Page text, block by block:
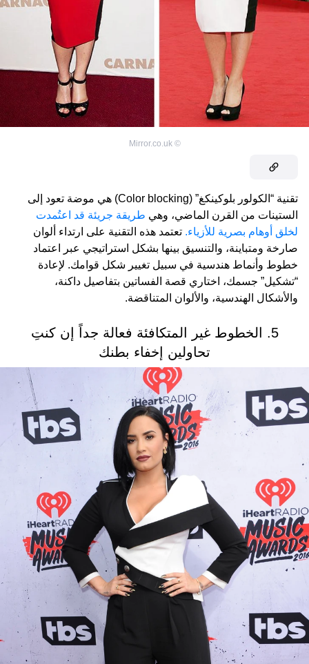
©
Mirror.co.uk
تقنية “الكولور بلوكينكغ” (Color blocking) هي موضة تعود إلى
الستينات من القرن الماضي، وهي طريقة جريئة قد اعتُمدت
لخلق أوهام بصرية للأزياء. تعتمد هذه التقنية على ارتداء ألوان
صارخة ومتباينة، والتنسيق بينها بشكل استراتيجي عبر اعتماد
خطوط وأنماط هندسية في سبيل تغيير شكل قوامك. لإعادة
“تشكيل” جسمك، اختاري قصة الفساتين بتفاصيل داكنة،
والأشكال الهندسية، والألوان المتناقضة.
5. الخطوط غير المتكافئة فعالة جداً إن كنتِ
تحاولين إخفاء بطنك